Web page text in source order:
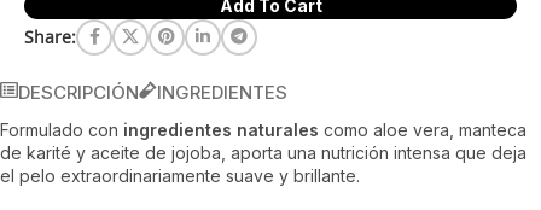
Add To Cart
Share:
DESCRIPCIÓN INGREDIENTES
Formulado con ingredientes naturales como aloe vera, manteca
de karité y aceite de jojoba, aporta una nutrición intensa que deja
el pelo extraordinariamente suave y brillante.